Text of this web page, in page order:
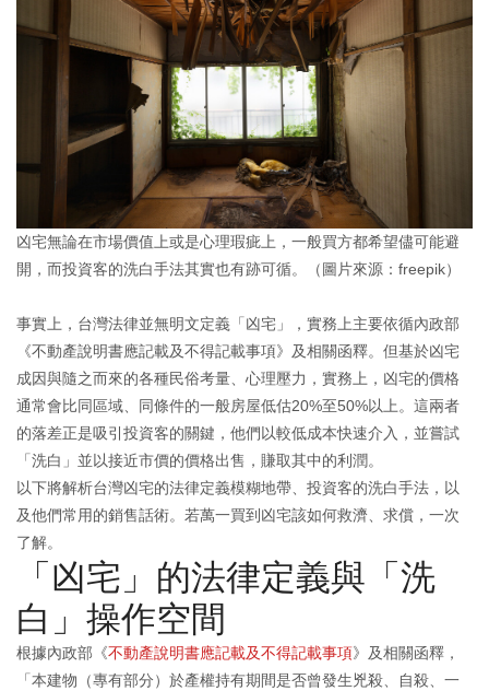
凶宅無論在市場價值上或是心理瑕疵上，一般買方都希望儘可能避
開，而投資客的洗白手法其實也有跡可循。（圖片來源：freepik）
事實上，台灣法律並無明文定義「凶宅」，實務上主要依循內政部
《不動產說明書應記載及不得記載事項》及相關函釋。但基於凶宅
成因與隨之而來的各種民俗考量、心理壓力，實務上，凶宅的價格
通常會比同區域、同條件的一般房屋低估20%至50%以上。這兩者
的落差正是吸引投資客的關鍵，他們以較低成本快速介入，並嘗試
「洗白」並以接近市價的價格出售，賺取其中的利潤。
以下將解析台灣凶宅的法律定義模糊地帶、投資客的洗白手法，以
及他們常用的銷售話術。若萬一買到凶宅該如何救濟、求償，一次
了解。
「凶宅」的法律定義與「洗
白」操作空間
根據內政部《不動產說明書應記載及不得記載事項》及相關函釋，
「本建物（專有部分）於產權持有期間是否曾發生兇殺、自殺、一